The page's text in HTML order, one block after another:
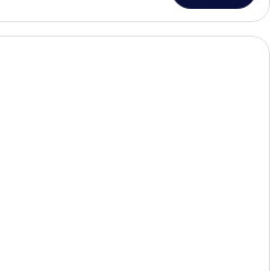
Un área de piscina con un muro de